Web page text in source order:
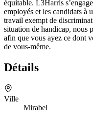
équitable. L3Harris
employés et les candidats à
travail exempt de
situation de handicap, nous
afin que vous ayez ce dont
de vous-même.
Détails
Ville
Mirabel